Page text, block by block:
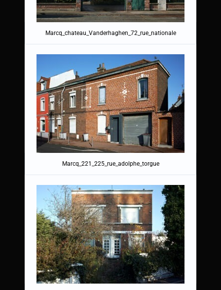
Marcq_chateau_Vanderhaghen_72_rue_nationale
Marcq_221_225_rue_adolphe_torgue